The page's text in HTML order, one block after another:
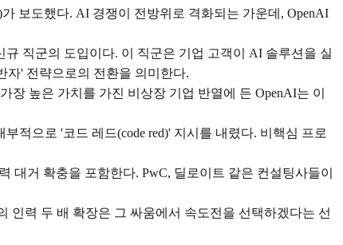
보도했다. AI 경쟁이 전방위로 격화되는 가운데, OpenAI
규 직군의 도입이다. 이 직군은 기업 고객이 AI 솔루션을 실
자' 전략으로의 전환을 의미한다.
높은 가치를 가진 비상장 기업 반열에 든 OpenAI는 이
적으로 '코드 레드(code red)' 지시를 내렸다. 비핵심 프로
대거 확충을 포함한다. PwC, 딜로이트 같은 컨설팅사들이
인력 두 배 확장은 그 싸움에서 속도전을 선택하겠다는 선